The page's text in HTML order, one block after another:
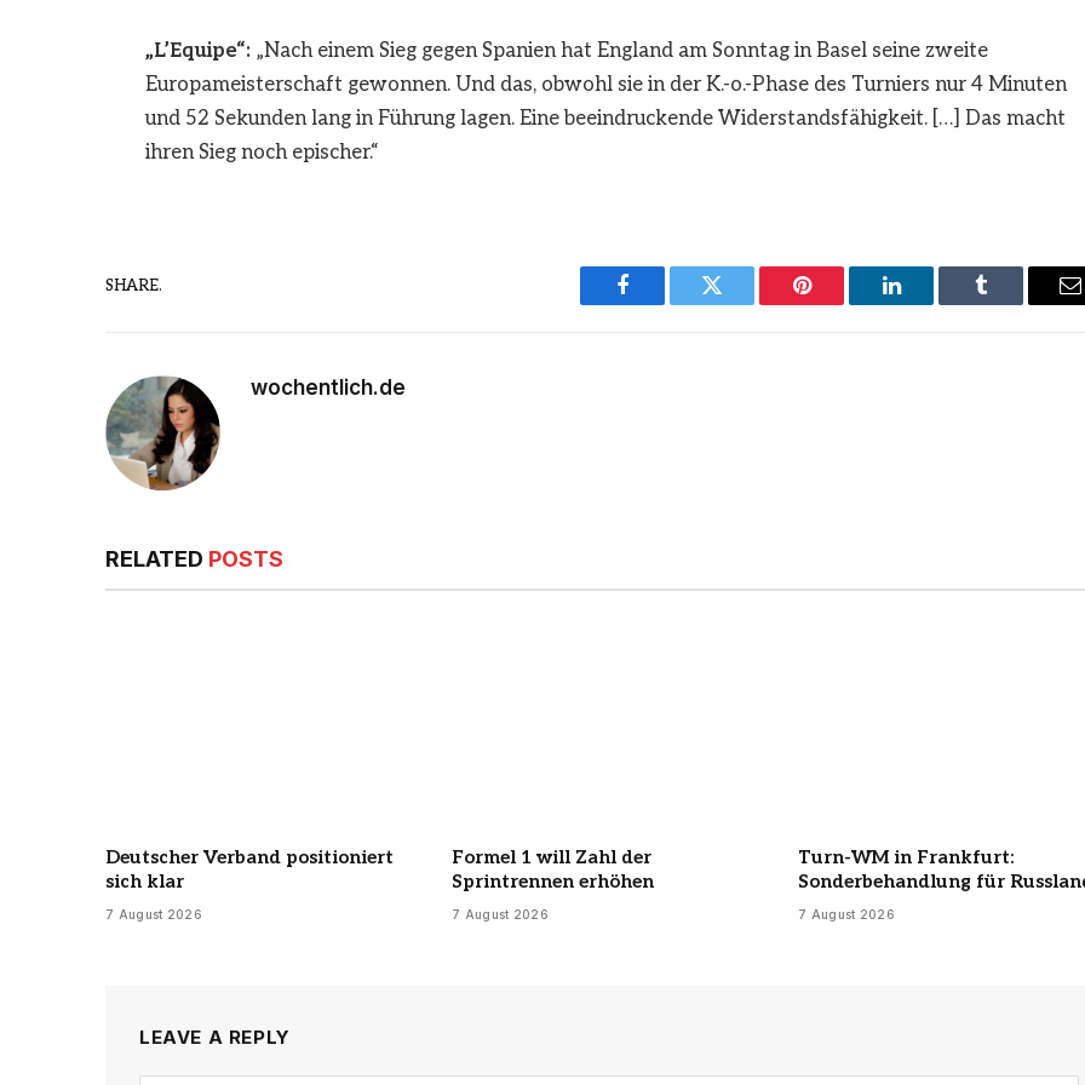
„L’Equipe“:„Nach einem Sieg gegen Spanien hat England am Sonntag in Basel seine zweite
Europameisterschaft gewonnen. Und das, obwohl sie in der K.-o.-Phase des Turniers nur 4 Minuten
und 52 Sekunden lang in Führung lagen. Eine beeindruckende Widerstandsfähigkeit. […] Das macht
ihren Sieg noch epischer.“
SHARE.
Facebook Twitter Pinterest LinkedIn Tumblr
wochentlich.de
RELATED POSTS
Deutscher Verband positioniert
sich klar
7 August 2026
Formel 1 will Zahl der
Sprintrennen erhöhen
7 August 2026
Turn-WM in Frankfurt:
Sonderbehandlung für
7 August 2026
LEAVE A REPLY